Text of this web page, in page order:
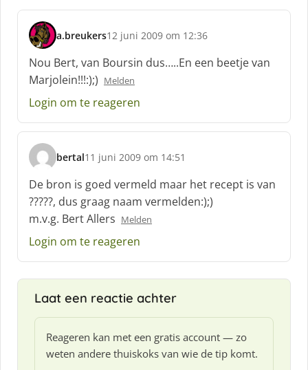
a.breukers
s
c
h
r
e
f
12 juni 2009 om 12:36
Nou Bert, van Boursin dus…..En een beetje van
Marjolein!!!:);) Melden
Login om te reageren
bertal
s
c
h
r
e
e
:
11 juni 2009 om 14:51
De bron is goed vermeld maar het recept is van
?????, dus graag naam vermelden:);)
m.v.g. Bert Allers Melden
Login om te reageren
Laat een reactie achter
Reageren kan met een gratis account — zo
weten andere thuiskoks van wie de tip komt.